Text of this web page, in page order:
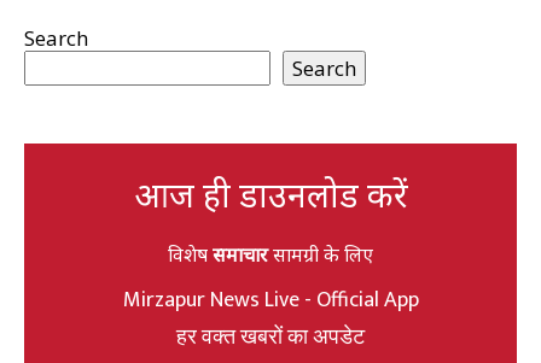
Search
Search
आज ही डाउनलोड करें
विशेषसमाचारसामग्री के लिए
Mirzapur News Live - Official App
हर वक्त खबरों का अपडेट